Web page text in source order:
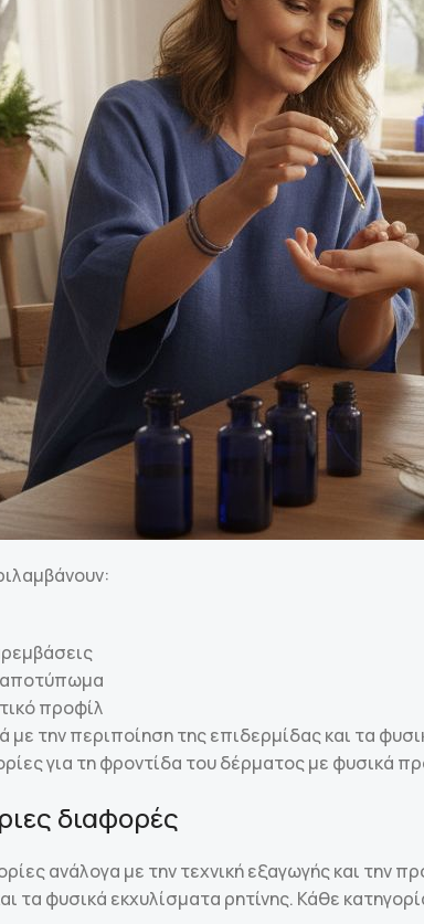
αποτύπωμα
προφίλ
την περιποίηση της επιδερμίδας και τα
για τη φροντίδα του δέρματος με φυσικά
διαφορές
ανάλογα με την τεχνική εξαγωγής και την
τα φυσικά εκχυλίσματα ρητίνης. Κάθε